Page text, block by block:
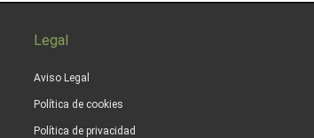
Legal
Aviso Legal
Política de cookies
Política de privacidad